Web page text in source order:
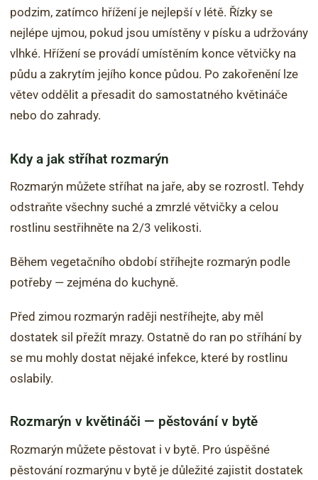
podzim, zatímco hřížení je nejlepší v létě. Řízky se
nejlépe ujmou, pokud jsou umístěny v písku a udržovány
vlhké. Hřížení se provádí umístěním konce větvičky na
půdu a zakrytím jejího konce půdou. Po zakořenění lze
větev oddělit a přesadit do samostatného květináče
nebo do zahrady.
Kdy a jak stříhat rozmarýn
Rozmarýn můžete stříhat na jaře, aby se rozrostl. Tehdy
odstraňte všechny suché a zmrzlé větvičky a celou
rostlinu sestřihněte na 2/3 velikosti.
Během vegetačního období stříhejte rozmarýn podle
potřeby — zejména do kuchyně.
Před zimou rozmarýn raději nestříhejte, aby měl
dostatek sil přežít mrazy. Ostatně do ran po stříhání by
se mu mohly dostat nějaké infekce, které by rostlinu
oslabily.
Rozmarýn v květináči — pěstování v bytě
Rozmarýn můžete pěstovat i v bytě. Pro úspěšné
pěstování rozmarýnu v bytě je důležité zajistit dostatek